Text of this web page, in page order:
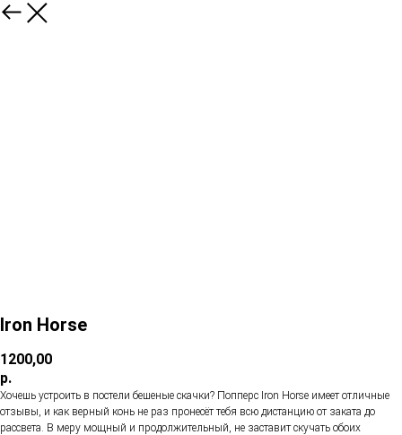
Iron Horse
1200,00
р.
Хочешь устроить в постели бешеные скачки? Попперс Iron Horse имеет отличные
отзывы, и как верный конь не раз пронесёт тебя всю дистанцию от заката до
рассвета. В меру мощный и продолжительный, не заставит скучать обоих